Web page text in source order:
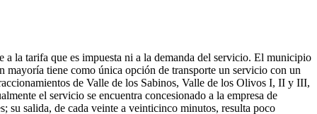
la tarifa que es impuesta ni a la demanda del servicio. El municipio
tiene como única opción de transporte un servicio con un
de Valle de los Sabinos, Valle de los Olivos I, II y III,
el servicio se encuentra concesionado a la empresa de
su salida, de cada veinte a veinticinco minutos, resulta poco